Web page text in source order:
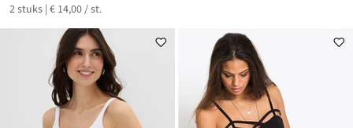
2 stuks | € 14,00 / st.